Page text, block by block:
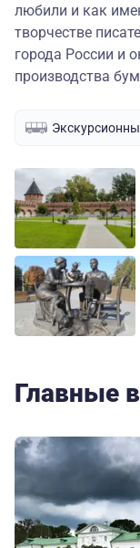
любили и как
творчестве
города России и
производства
Главные